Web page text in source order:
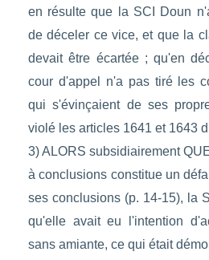
en résulte que la SCI Doun
de déceler ce vice, et que la
devait être écartée ; qu'en
cour d'appel n'a pas tiré les
qui s'évinçaient de ses
violé les articles 1641 et 1643
3) ALORS subsidiairement
à conclusions constitue un
ses conclusions (p. 14-15), la
qu'elle avait eu l'intention
sans amiante, ce qui était